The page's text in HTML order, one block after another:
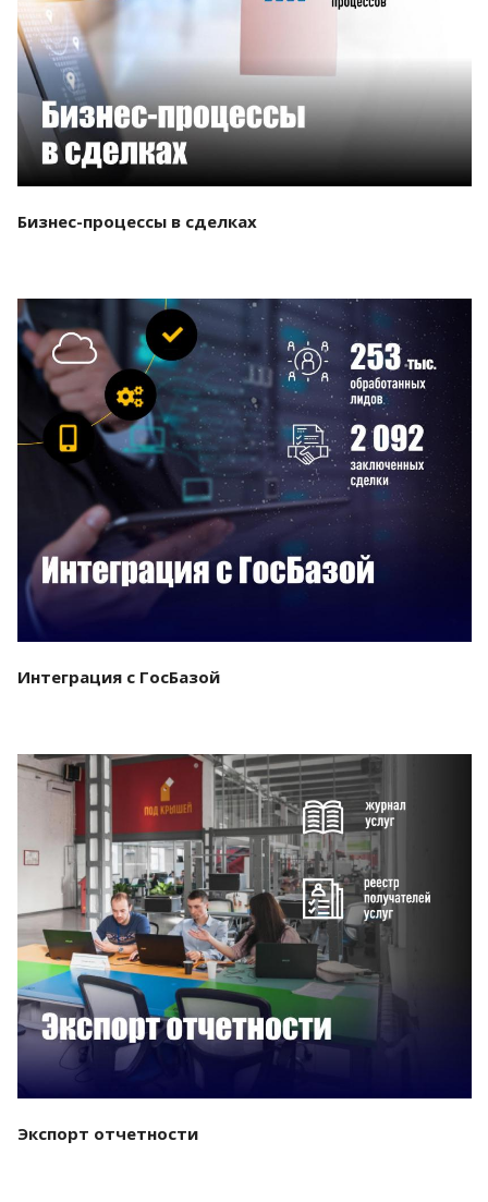
Бизнес-процессы в сделках
Смотреть проект
Интеграция с ГосБазой
Смотреть проект
Экспорт отчетности